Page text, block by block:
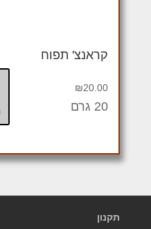
קראנצ' תפוח
₪20.00
20 גרם
תקנון